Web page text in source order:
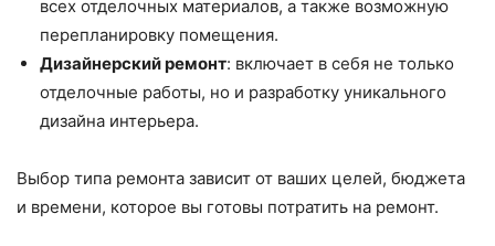
всех отделочных материалов, а также возможную
перепланировку помещения.
Дизайнерский ремонт: включает в себя не только
отделочные работы, но и разработку уникального
дизайна интерьера.
Выбор типа ремонта зависит от ваших целей, бюджета
и времени, которое вы готовы потратить на ремонт.